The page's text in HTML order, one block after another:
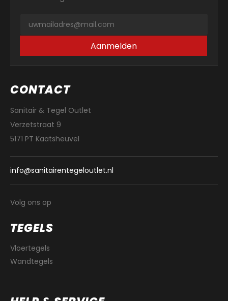
Aanmelden
CONTACT
Sanitair & Tegel Outlet
Verzetstraat 9
5171 PT Kaatsheuvel
info@sanitairentegeloutlet.nl
Volg ons op
TEGELS
Vloertegels
Wandtegels